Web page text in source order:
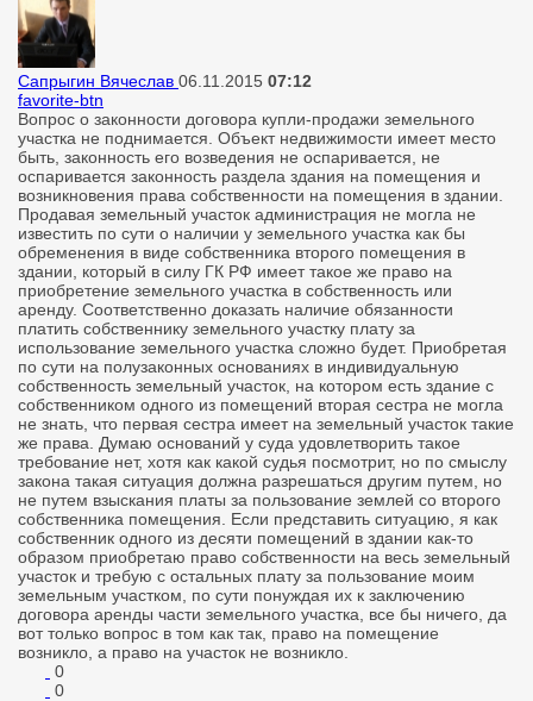
Сапрыгин Вячеслав 06.11.2015 07:12
favorite-btn
Вопрос о законности договора купли-продажи земельного
участка не поднимается. Объект недвижимости имеет место
быть, законность его возведения не оспаривается, не
оспаривается законность раздела здания на помещения и
возникновения права собственности на помещения в здании.
Продавая земельный участок администрация не могла не
известить по сути о наличии у земельного участка как бы
обременения в виде собственника второго помещения в
здании, который в силу ГК РФ имеет такое же право на
приобретение земельного участка в собственность или
аренду. Соответственно доказать наличие обязанности
платить собственнику земельного участку плату за
использование земельного участка сложно будет. Приобретая
по сути на полузаконных основаниях в индивидуальную
собственность земельный участок, на котором есть здание с
собственником одного из помещений вторая сестра не могла
не знать, что первая сестра имеет на земельный участок такие
же права. Думаю оснований у суда удовлетворить такое
требование нет, хотя как какой судья посмотрит, но по смыслу
закона такая ситуация должна разрешаться другим путем, но
не путем взыскания платы за пользование землей со второго
собственника помещения. Если представить ситуацию, я как
собственник одного из десяти помещений в здании как-то
образом приобретаю право собственности на весь земельный
участок и требую с остальных плату за пользование моим
земельным участком, по сути понуждая их к заключению
договора аренды части земельного участка, все бы ничего, да
вот только вопрос в том как так, право на помещение
возникло, а право на участок не возникло.
0
0